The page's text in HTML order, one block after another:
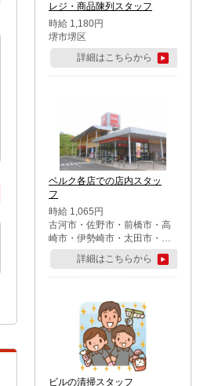
レジ・商品陳列スタッフ
時給 1,180円
堺市堺区
詳細はこちらから
ベルク各店での店内スタッ
フ
時給 1,065円
古河市・佐野市・前橋市・高
崎市・伊勢崎市・太田市・館
林市・藤岡市・大泉町・さい
たま市北区・川越市・熊谷
市・行田市・秩父市・所沢
市・鶴ケ島市・千葉市中央
区・市川市・松戸市・習志野
市・柏市・流山市・八千代
市・足立区・江戸川区・八王
子市・町田市
詳細はこちらから
ビルの清掃スタッフ